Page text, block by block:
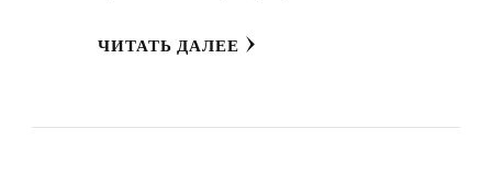
ЧИТАТЬ ДАЛЕЕ